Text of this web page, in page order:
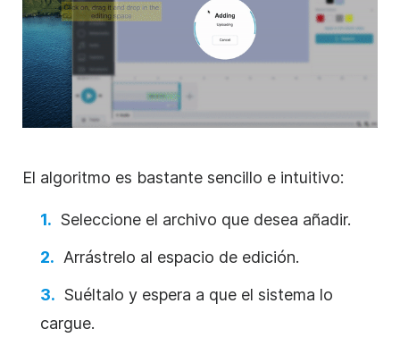
El algoritmo es bastante sencillo e intuitivo:
Seleccione el archivo que desea añadir.
Arrástrelo al espacio de edición.
Suéltalo y espera a que el sistema lo
cargue.